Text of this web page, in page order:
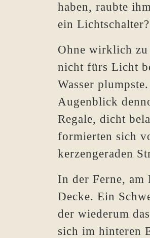
haben, raubte
ein Lichtschalter?
Ohne wirklich zu
nicht fürs Licht
Wasser
Augenblick
Regale, dicht
formierten sich
kerzengeraden
In der Ferne, am
Decke. Ein
der wiederum
sich im hinteren